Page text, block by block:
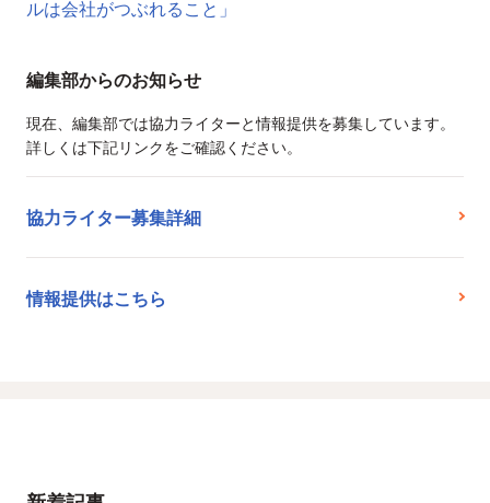
ルは会社がつぶれること」
編集部からのお知らせ
現在、編集部では協力ライターと情報提供を募集しています。
詳しくは下記リンクをご確認ください。
協力ライター募集詳細
情報提供はこちら